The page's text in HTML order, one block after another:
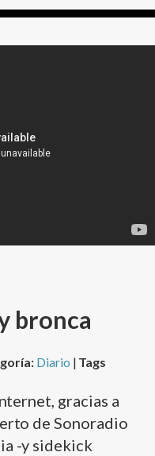
bronca
Diario | Tags
gracias a
de Sonoradio
-y sidekick